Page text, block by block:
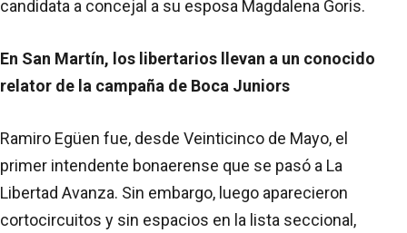
candidata a concejal a su esposa Magdalena Goris.
En San Martín, los libertarios llevan a un conocido
relator de la campaña de Boca Juniors
Ramiro Egüen fue, desde Veinticinco de Mayo, el
primer intendente bonaerense que se pasó a La
Libertad Avanza. Sin embargo, luego aparecieron
cortocircuitos y sin espacios en la lista seccional,